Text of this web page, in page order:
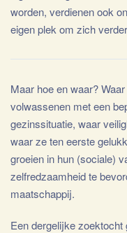
worden, verdienen ook
eigen plek om zich
Maar hoe en waar?
volwassenen met een
gezinssituatie, waar
waar ze ten eerste
groeien in hun (sociale)
zelfredzaamheid te
maatschappij.
Een dergelijke zoektocht